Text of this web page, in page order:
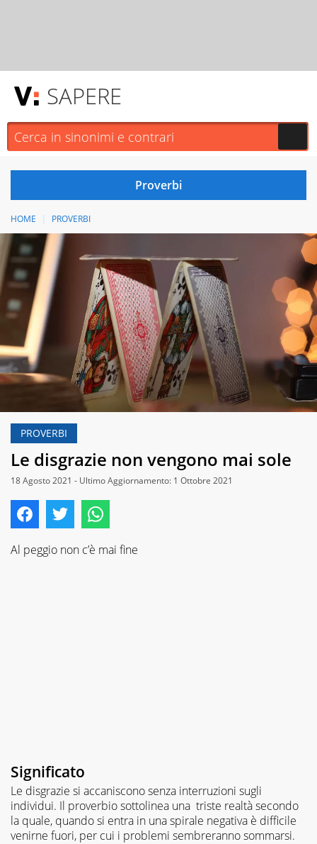
SAPERE
HOME PROVERBI
PROVERBI
Le disgrazie non vengono mai sole
18 Agosto 2021 - Ultimo Aggiornamento: 1 Ottobre 2021
Al peggio non c’è mai fine
Significato
Le disgrazie si accaniscono senza interruzioni sugli
individui. Il proverbio sottolinea una triste realtà secondo
la quale, quando si entra in una spirale negativa è difficile
venirne fuori, per cui i problemi sembreranno sommarsi.